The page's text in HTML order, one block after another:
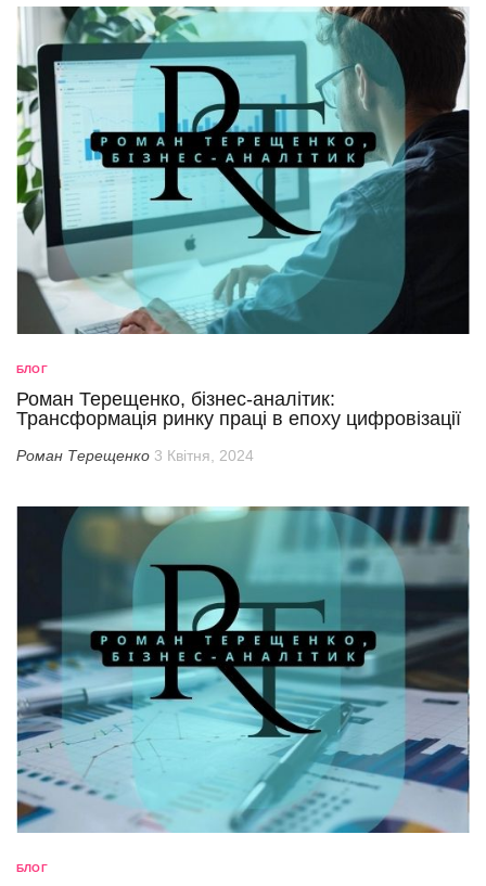
БЛОГ
Роман Терещенко, бізнес-аналітик:
Трансформація ринку праці в епоху цифровізації
Роман Терещенко 3 Квітня, 2024
БЛОГ